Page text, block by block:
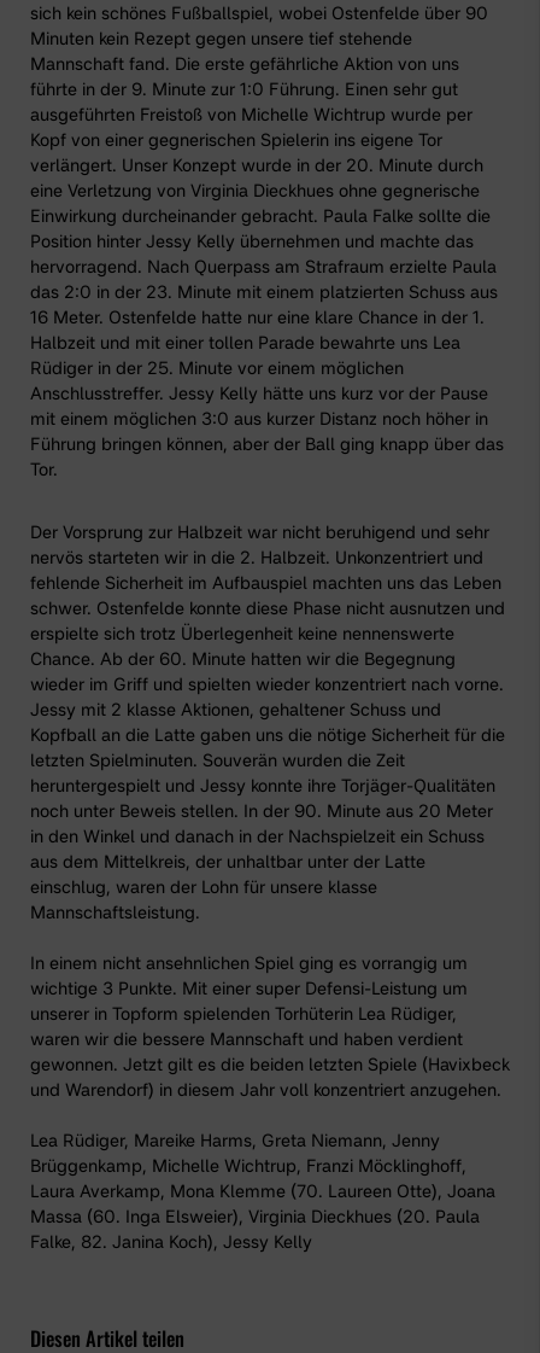
sich kein schönes Fußballspiel, wobei Ostenfelde über 90
Minuten kein Rezept gegen unsere tief stehende
Mannschaft fand. Die erste gefährliche Aktion von uns
führte in der 9. Minute zur 1:0 Führung. Einen sehr gut
ausgeführten Freistoß von Michelle Wichtrup wurde per
Kopf von einer gegnerischen Spielerin ins eigene Tor
verlängert. Unser Konzept wurde in der 20. Minute durch
eine Verletzung von Virginia Dieckhues ohne gegnerische
Einwirkung durcheinander gebracht. Paula Falke sollte die
Position hinter Jessy Kelly übernehmen und machte das
hervorragend. Nach Querpass am Strafraum erzielte Paula
das 2:0 in der 23. Minute mit einem platzierten Schuss aus
16 Meter. Ostenfelde hatte nur eine klare Chance in der 1.
Halbzeit und mit einer tollen Parade bewahrte uns Lea
Rüdiger in der 25. Minute vor einem möglichen
Anschlusstreffer. Jessy Kelly hätte uns kurz vor der Pause
mit einem möglichen 3:0 aus kurzer Distanz noch höher in
Führung bringen können, aber der Ball ging knapp über das
Tor.
Der Vorsprung zur Halbzeit war nicht beruhigend und sehr
nervös starteten wir in die 2. Halbzeit. Unkonzentriert und
fehlende Sicherheit im Aufbauspiel machten uns das Leben
schwer. Ostenfelde konnte diese Phase nicht ausnutzen und
erspielte sich trotz Überlegenheit keine nennenswerte
Chance. Ab der 60. Minute hatten wir die Begegnung
wieder im Griff und spielten wieder konzentriert nach vorne.
Jessy mit 2 klasse Aktionen, gehaltener Schuss und
Kopfball an die Latte gaben uns die nötige Sicherheit für die
letzten Spielminuten. Souverän wurden die Zeit
heruntergespielt und Jessy konnte ihre Torjäger-Qualitäten
noch unter Beweis stellen. In der 90. Minute aus 20 Meter
in den Winkel und danach in der Nachspielzeit ein Schuss
aus dem Mittelkreis, der unhaltbar unter der Latte
einschlug, waren der Lohn für unsere klasse
Mannschaftsleistung.
In einem nicht ansehnlichen Spiel ging es vorrangig um
wichtige 3 Punkte. Mit einer super Defensi-Leistung um
unserer in Topform spielenden Torhüterin Lea Rüdiger,
waren wir die bessere Mannschaft und haben verdient
gewonnen. Jetzt gilt es die beiden letzten Spiele (Havixbeck
und Warendorf) in diesem Jahr voll konzentriert anzugehen.
Lea Rüdiger, Mareike Harms, Greta Niemann, Jenny
Brüggenkamp, Michelle Wichtrup, Franzi Möcklinghoff,
Laura Averkamp, Mona Klemme (70. Laureen Otte), Joana
Massa (60. Inga Elsweier), Virginia Dieckhues (20. Paula
Falke, 82. Janina Koch), Jessy Kelly
Diesen Artikel teilen